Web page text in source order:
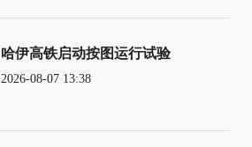
哈伊高铁启动按图运行试验
2026-08-07 13:38